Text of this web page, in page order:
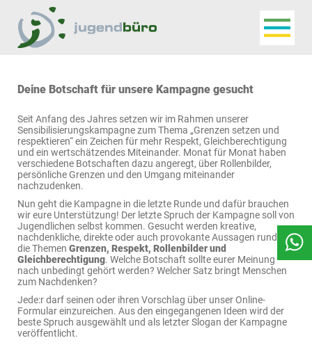
Deine Botschaft für unsere Kampagne gesucht
Seit Anfang des Jahres setzen wir im Rahmen unserer
Sensibilisierungskampagne zum Thema „Grenzen setzen und
respektieren“ ein Zeichen für mehr Respekt, Gleichberechtigung
und ein wertschätzendes Miteinander. Monat für Monat haben
verschiedene Botschaften dazu angeregt, über Rollenbilder,
persönliche Grenzen und den Umgang miteinander
nachzudenken.
Nun geht die Kampagne in die letzte Runde und dafür brauchen
wir eure Unterstützung! Der letzte Spruch der Kampagne soll von
Jugendlichen selbst kommen. Gesucht werden kreative,
nachdenkliche, direkte oder auch provokante Aussagen rund um
die Themen Grenzen, Respekt, Rollenbilder und
Gleichberechtigung. Welche Botschaft sollte eurer Meinung
nach unbedingt gehört werden? Welcher Satz bringt Menschen
zum Nachdenken?
Jede:r darf seinen oder ihren Vorschlag über unser Online-
Formular einzureichen. Aus den eingegangenen Ideen wird der
beste Spruch ausgewählt und als letzter Slogan der Kampagne
veröffentlicht.